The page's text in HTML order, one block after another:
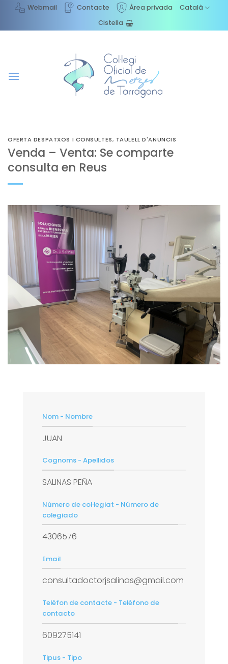
content
Webmail Contacte Àrea privada
Català
Cistella
OFERTA DESPATXOS I CONSULTES, TAULELL D'ANUNCIS
Venda – Venta: Se comparte
consulta en Reus
Nom - Nombre
JUAN
Cognoms - Apellidos
SALINAS PEÑA
Número de col·legiat - Número de
colegiado
4306576
Email
consultadoctorjsalinas@gmail.com
Telèfon de contacte - Teléfono de
contacto
609275141
Tipus - Tipo